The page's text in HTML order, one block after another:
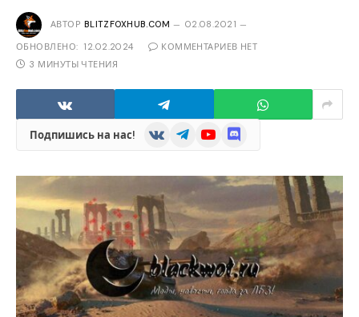
АВТОР BLITZFOXHUB.COM 02.08.2021
ОБНОВЛЕНО: 12.02.2024
КОММЕНТАРИЕВ НЕТ
3 МИНУТЫ ЧТЕНИЯ
Подпишись на нас! VKontakteTelegramYouTubeDiscord